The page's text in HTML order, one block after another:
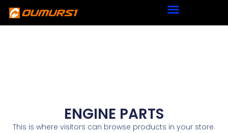
ENGINE PARTS
This is where visitors can browse products in your store.